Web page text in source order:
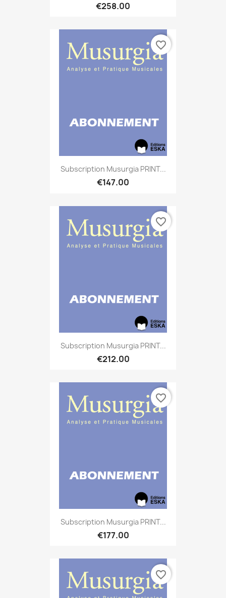
€258.00
Subscription Musurgia PRINT...
€147.00
favorite_border
Subscription Musurgia PRINT...
€212.00
favorite_border
Subscription Musurgia PRINT...
€177.00
favorite_border
favorite_border